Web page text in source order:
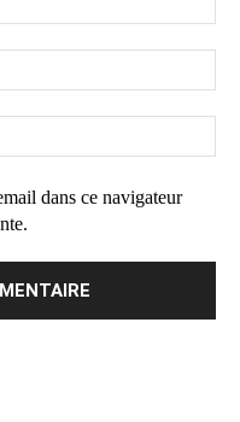
dans ce navigateur